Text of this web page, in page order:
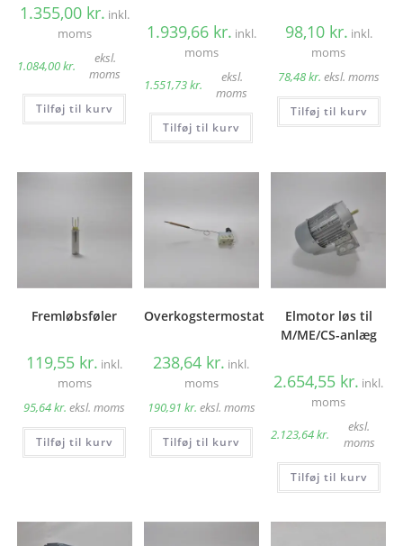
1.355,00 kr. inkl.
moms
1.084,00kr.
eksl.
moms
Tilføj til kurv
1.939,66 kr. inkl.
moms
1.551,73kr.
eksl.
moms
Tilføj til kurv
98,10 kr. inkl.
moms
78,48kr. eksl. moms
Tilføj til kurv
Fremløbsføler
119,55 kr. inkl.
moms
95,64kr. eksl. moms
Tilføj til kurv
Overkogstermostat
238,64 kr. inkl.
moms
190,91 kr. eksl. moms
Tilføj til kurv
Elmotor løs til
M/ME/CS-anlæg
2.654,55 kr. inkl.
moms
2.123,64kr.
eksl.
moms
Tilføj til kurv